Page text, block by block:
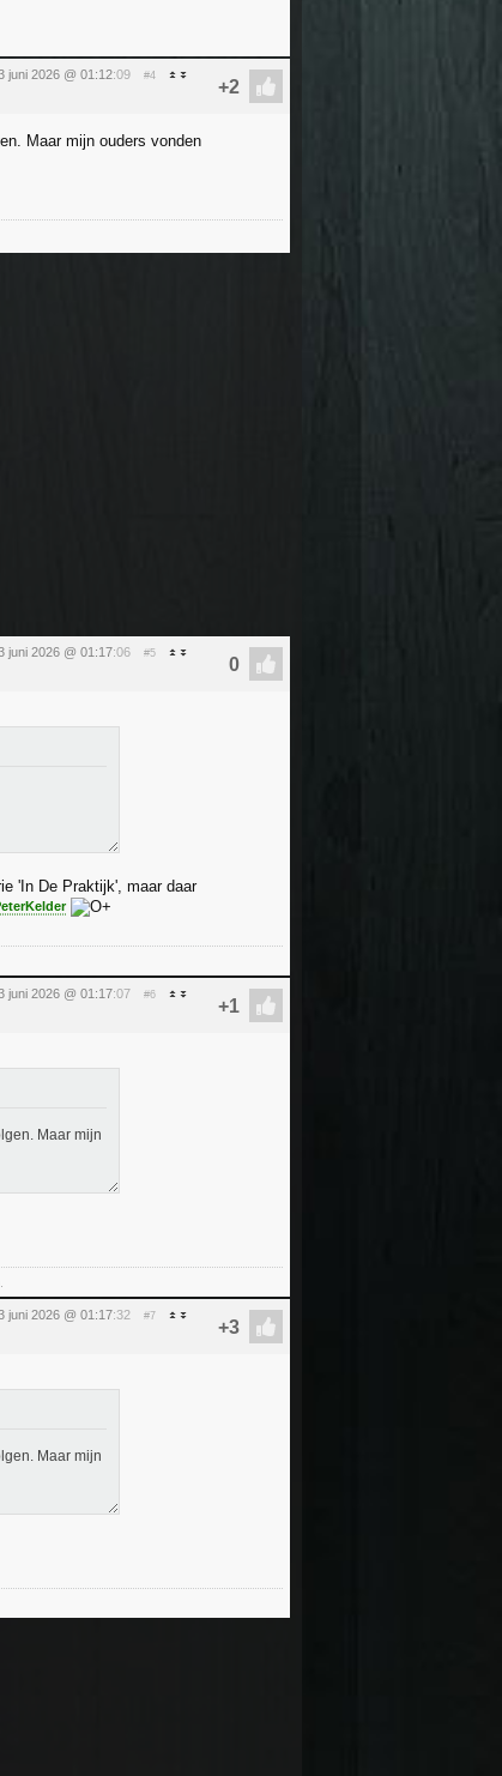
juni 2026 @ 01:12:09 #4
Maar mijn ouders vonden
juni 2026 @ 01:17:06 #5
'In De Praktijk', maar daar
juni 2026 @ 01:17:07 #6
Maar mijn
juni 2026 @ 01:17:32 #7
Maar mijn